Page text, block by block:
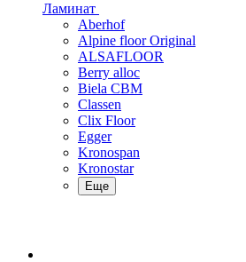
Ламинат
Aberhof
Alpine floor Original
ALSAFLOOR
Berry alloc
Biela CBM
Classen
Clix Floor
Egger
Kronospan
Kronostar
Еще